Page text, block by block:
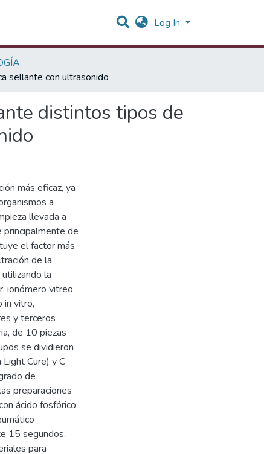
Log In
sellante con ultrasonido
distintos tipos de
más eficaz, ya
a
llevada a
de
el factor más
de la
la
ionómero vitreo
in vitro,
y terceros
de 10 piezas
se dividieron
Cure) y C
de
preparaciones
ácido fosfórico
15 segundos.
para